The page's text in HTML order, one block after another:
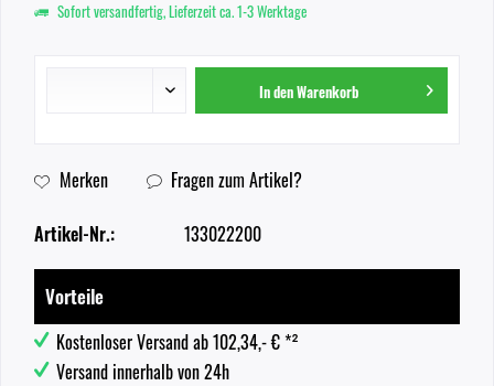
Sofort versandfertig, Lieferzeit ca. 1-3 Werktage
In denWarenkorb
Merken Fragen zum Artikel?
Artikel-Nr.: 133022200
Vorteile
Kostenloser Versand ab 102,34,- € *²
Versand innerhalb von 24h